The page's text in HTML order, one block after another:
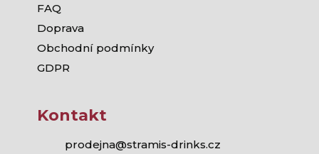
FAQ
Doprava
Obchodní podmínky
GDPR
Kontakt
prodejna@stramis-drinks.cz